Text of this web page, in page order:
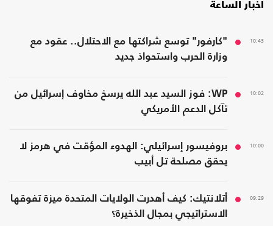
أخبار الساعة
10:43
"كارفور" توسع شراكتها مع الاحتلال.. عقود مع
وزارة الحرب واستحواذ جديد
10:02
WP: فوز السيد عبد الله يرسخ مخاوف إسرائيل من
تآكل الدعم الأمريكي
10:00
بروفيسور إسرائيلي: الهدوء المؤقت في هرمز لا
يحقق مصلحة تل أبيب
09:29
أتلانتيك: كيف أهدرت الولايات المتحدة ميزة تفوقها
الاستراتيجي بمجال الذخيرة؟